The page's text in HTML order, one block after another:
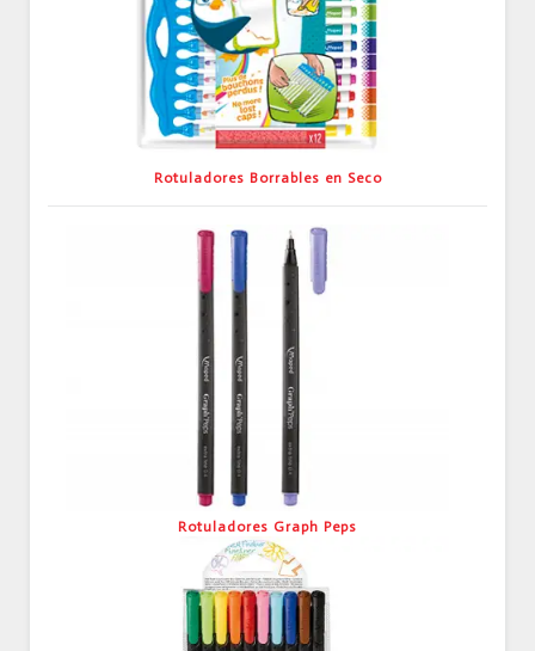
Rotuladores Borrables en Seco
Rotuladores Graph Peps